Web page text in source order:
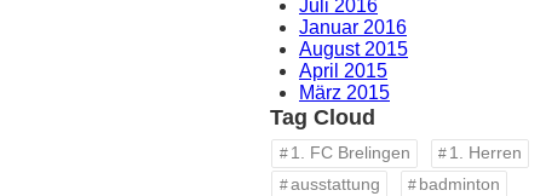
Juli 2016
Januar 2016
August 2015
April 2015
März 2015
Tag Cloud
1. FC Brelingen
1. Herren
ausstattung
badminton